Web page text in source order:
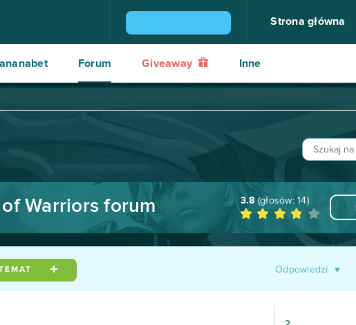
Strona główna
Forum Giveaway Inne
of Warriors forum 3.8(głosów: 14)
Odpowiedzi